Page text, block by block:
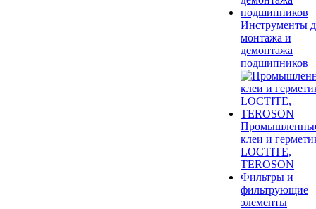
Инструменты
монтажа и
демонтажа
подшипников
клеи и
LOCTITE,
TEROSON
Фильтры и
фильтрующие
элементы